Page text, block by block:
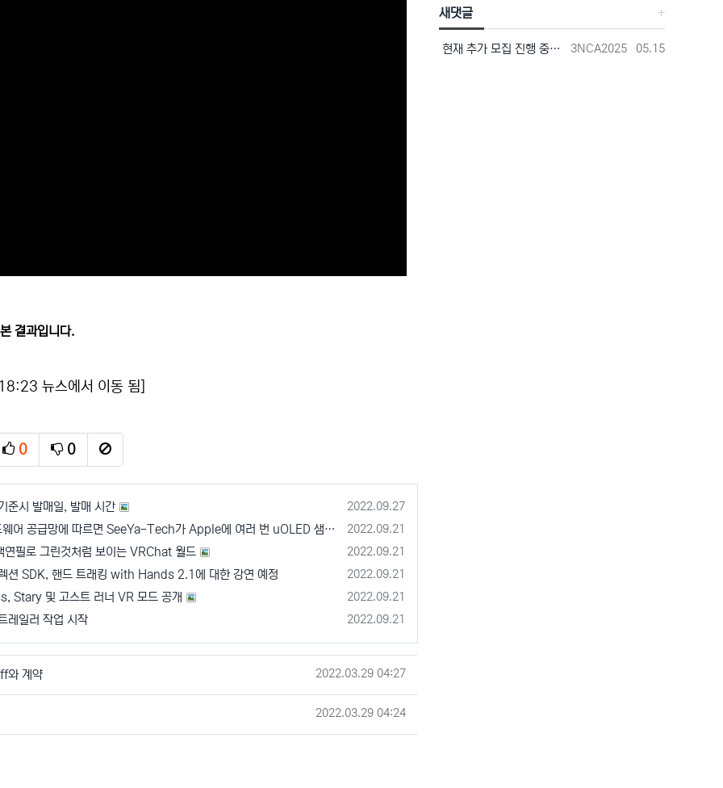
결과입니다.
뉴스에서 이동 됨]
0
추천
0
비추천 신고
등록일
2022.09.27
준시 발매일, 발매 시간
등록일
2022.09.21
[루머] 하드웨어 공급망에 따르면 SeeYa-Tech가 Apple에 여러 번 uOLED 샘플을 보냄
등록일
2022.09.21
연필로 그린것처럼 보이는 VRChat 월드
등록일
2022.09.21
션 SDK, 핸드 트래킹 with Hands 2.1에 대한 강연 예정
등록일
2022.09.21
Stary 및 고스트 러너 VR 모드 공개
등록일
2022.09.21
레일러 작업 시작
와 계약 작성일
2022.03.29 04:27
작성일
2022.03.29 04:24
새댓글
등록자
3NCA2025 등록일
05.15
현재 추가 모집 진행 중에 있습니다! 아래 링크로 확인 부탁드리겠습니다~! https://next-verse.com/community/1…